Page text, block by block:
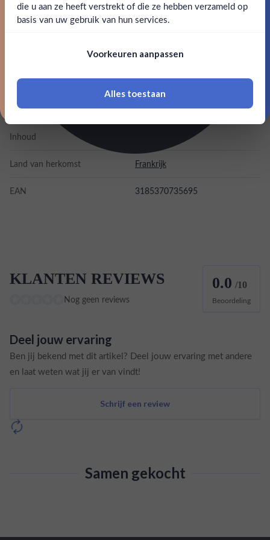
Ja Nee
18 jaar of ouder zijnSulfiten
Merk Dom Perignon
Kleurstoffen
Inhoud
Land van herkomst Frankrijk
EAN 3185370735695
KLANTEN REVIEWS
Nog geen reviews
0.0 /10
Beoordeling
Deel jouw ervaring
Ben jij bekend met dit artikel? Deel jouw ervaring met andere
en laat weten wat jij er van vindt!
Schrijf een review
Samen gekocht
die u aan ze heeft verstrekt of die ze hebben verzameld op
basis van uw gebruik van hun services.
Voorkeuren aanpassen
Alles toestaan